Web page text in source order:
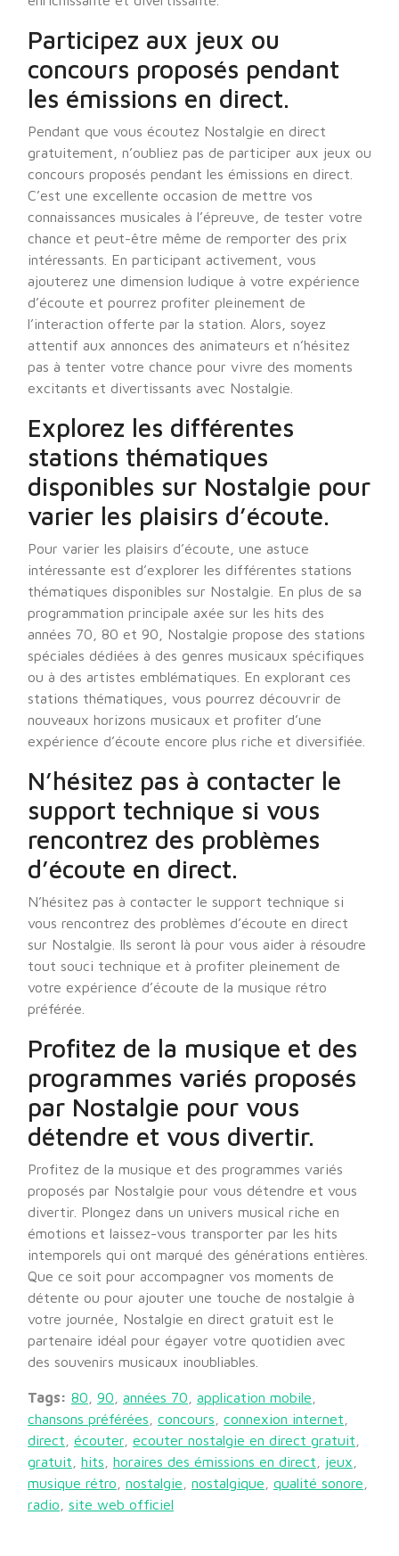
Participez aux jeux ou
concours proposés pendant
les émissions en direct.
Pendant que vous écoutez Nostalgie en direct
gratuitement, n’oubliez pas de participer aux jeux ou
concours proposés pendant les émissions en direct.
C’est une excellente occasion de mettre vos
connaissances musicales à l’épreuve, de tester votre
chance et peut-être même de remporter des prix
intéressants. En participant activement, vous
ajouterez une dimension ludique à votre expérience
d’écoute et pourrez profiter pleinement de
l’interaction offerte par la station. Alors, soyez
attentif aux annonces des animateurs et n’hésitez
pas à tenter votre chance pour vivre des moments
excitants et divertissants avec Nostalgie.
Explorez les différentes
stations thématiques
disponibles sur Nostalgie pour
varier les plaisirs d’écoute.
Pour varier les plaisirs d’écoute, une astuce
intéressante est d’explorer les différentes stations
thématiques disponibles sur Nostalgie. En plus de sa
programmation principale axée sur les hits des
années 70, 80 et 90, Nostalgie propose des stations
spéciales dédiées à des genres musicaux spécifiques
ou à des artistes emblématiques. En explorant ces
stations thématiques, vous pourrez découvrir de
nouveaux horizons musicaux et profiter d’une
expérience d’écoute encore plus riche et diversifiée.
N’hésitez pas à contacter le
support technique si vous
rencontrez des problèmes
d’écoute en direct.
N’hésitez pas à contacter le support technique si
vous rencontrez des problèmes d’écoute en direct
sur Nostalgie. Ils seront là pour vous aider à résoudre
tout souci technique et à profiter pleinement de
votre expérience d’écoute de la musique rétro
préférée.
Profitez de la musique et des
programmes variés proposés
par Nostalgie pour vous
détendre et vous divertir.
Profitez de la musique et des programmes variés
proposés par Nostalgie pour vous détendre et vous
divertir. Plongez dans un univers musical riche en
émotions et laissez-vous transporter par les hits
intemporels qui ont marqué des générations entières.
Que ce soit pour accompagner vos moments de
détente ou pour ajouter une touche de nostalgie à
votre journée, Nostalgie en direct gratuit est le
partenaire idéal pour égayer votre quotidien avec
des souvenirs musicaux inoubliables.
Tags: 80 90 années 70 application mobile
chansons préférées
concours connexion internet
direct
écouter ecouter nostalgie en direct gratuit
gratuit
hits horaires des émissions en direct jeux
musique rétro
nostalgie nostalgique qualité sonore
radio
site web officiel